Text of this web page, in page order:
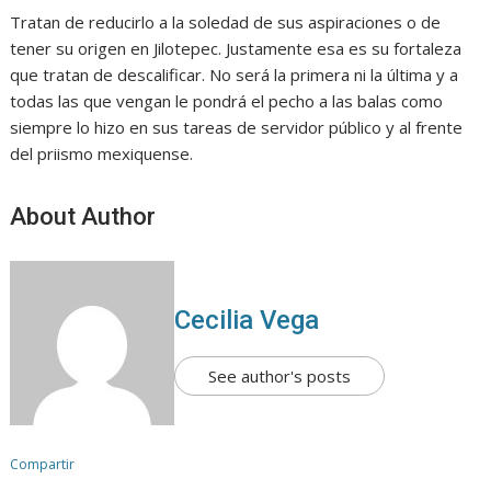
Tratan de reducirlo a la soledad de sus aspiraciones o de
tener su origen en Jilotepec. Justamente esa es su fortaleza
que tratan de descalificar. No será la primera ni la última y a
todas las que vengan le pondrá el pecho a las balas como
siempre lo hizo en sus tareas de servidor público y al frente
del priismo mexiquense.
About Author
Cecilia Vega
See author's posts
Compartir